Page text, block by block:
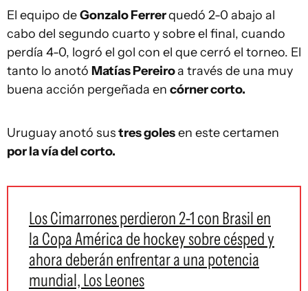
El equipo deGonzalo Ferrerquedó 2-0 abajo al
cabo del segundo cuarto y sobre el final, cuando
perdía 4-0, logró el gol con el que cerró el torneo. El
tanto lo anotó Matías Pereiroa través de una muy
buena acción pergeñada en córner corto.
Uruguay anotó sustres golesen este certamen
por la vía del corto.
Los Cimarrones perdieron 2-1 con Brasil en
la Copa América de hockey sobre césped y
ahora deberán enfrentar a una potencia
mundial, Los Leones